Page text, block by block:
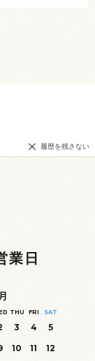
履歴を残さない
業日
THU FRI SAT
3 4
5
10 11
12